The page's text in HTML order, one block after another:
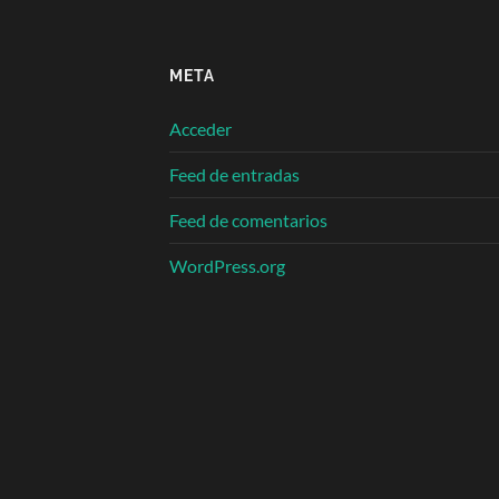
META
Acceder
Feed de entradas
Feed de comentarios
WordPress.org